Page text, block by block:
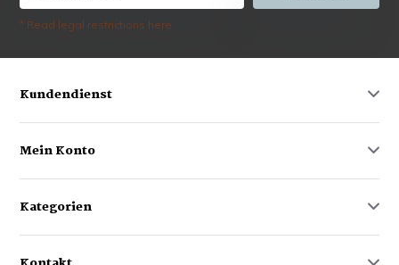
* Read legal restrictions here
Kundendienst
Mein Konto
Kategorien